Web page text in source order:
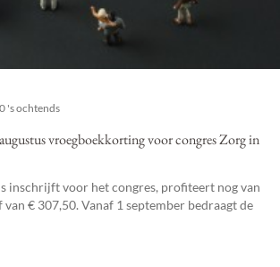
's ochtends
vroegboekkorting voor congres Zorg in
inschrijft voor het congres, profiteert nog van
€ 307,50. Vanaf 1 september bedraagt de